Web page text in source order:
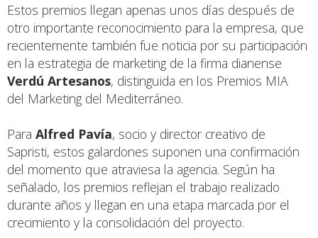
Estos premios llegan apenas unos días después de
otro importante reconocimiento para la empresa, que
recientemente también fue noticia por su participación
en la estrategia de marketing de la firma dianense
Verdú Artesanos, distinguida en los Premios MIA
del Marketing del Mediterráneo.
Para Alfred Pavía, socio y director creativo de
Sapristi, estos galardones suponen una confirmación
del momento que atraviesa la agencia. Según ha
señalado, los premios reflejan el trabajo realizado
durante años y llegan en una etapa marcada por el
crecimiento y la consolidación del proyecto.